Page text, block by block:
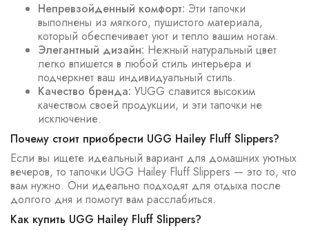
Непревзойденный комфорт: Эти тапочки
выполнены из мягкого, пушистого материала,
который обеспечивает уют и тепло вашим ногам.
Элегантный дизайн: Нежный натуральный цвет
легко впишется в любой стиль интерьера и
подчеркнет ваш индивидуальный стиль.
Качество бренда: УUGG славится высоким
качеством своей продукции, и эти тапочки не
исключение.
Почему стоит приобрести UGG Hailey Fluff Slippers?
Если вы ищете идеальный вариант для домашних уютных
вечеров, то тапочки UGG Hailey Fluff Slippers — это то, что
вам нужно. Они идеально подходят для отдыха после
долгого дня и помогут вам расслабиться.
Как купить UGG Hailey Fluff Slippers?